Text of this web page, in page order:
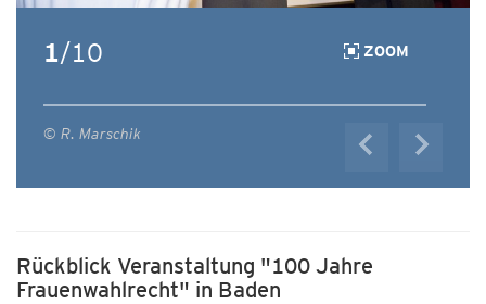
1/10 ZOOM
© R. Marschik
Rückblick Veranstaltung "100 Jahre
Frauenwahlrecht" in Baden